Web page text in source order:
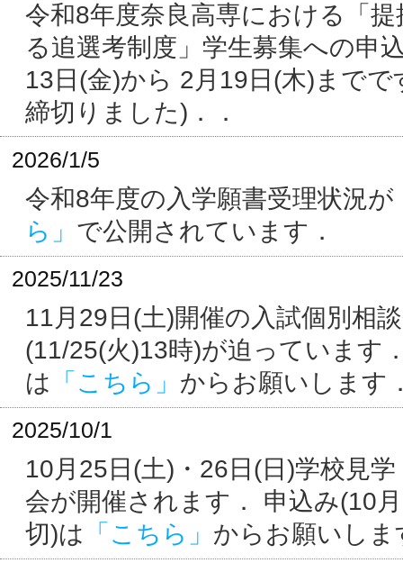
令和8年度奈良高専における「
る追選考制度」学生募集への申
13日(金)から 2月19日(木)までで
締切りました)．．
2026/1/5
令和8年度の入学願書受理状況が
ら」 で公開されています．
2025/11/23
11月29日(土)開催の入試個別相
(11/25(火)13時)が迫っています
は 「こちら」 からお願いします
2025/10/1
10月25日(土)・26日(日)学校見
会が開催されます． 申込み(10
切)は 「こちら」 からお願いしま